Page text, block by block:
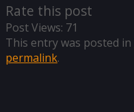
Rate this post
Post Views: 71
This entry was posted in
permalink.